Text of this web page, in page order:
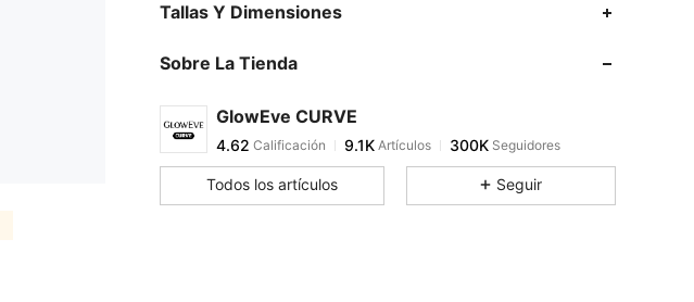
Tallas Y Dimensiones
Sobre La Tienda
GlowEve CURVE
4.62
4.62 Calificación
h***mpagó Hace 11 horas
4.62 300K
Todos los artículos Seguir